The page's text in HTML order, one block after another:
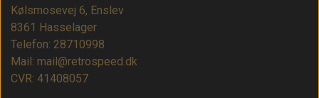
Kølsmosevej 6, Enslev
8361 Hasselager
Telefon: 28710998
Mail: mail@retrospeed.dk
CVR: 41408057